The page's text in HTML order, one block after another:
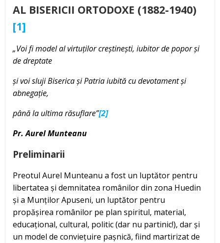
AL BISERICII ORTODOXE (1882-1940)
[1]
„Voi fi model al virtuților creștinești, iubitor de popor și
de dreptate
și voi sluji Biserica și Patria iubită cu devotament și
abnegație,
până la ultima răsuflare”[2]
Pr. Aurel Munteanu
Preliminarii
Preotul Aurel Munteanu a fost un luptător pentru
libertatea și demnitatea românilor din zona Huedin
și a Munților Apuseni, un luptător pentru
propășirea românilor pe plan spiritul, material,
educațional, cultural, politic (dar nu partinic!), dar și
un model de conviețuire pașnică, fiind martirizat de